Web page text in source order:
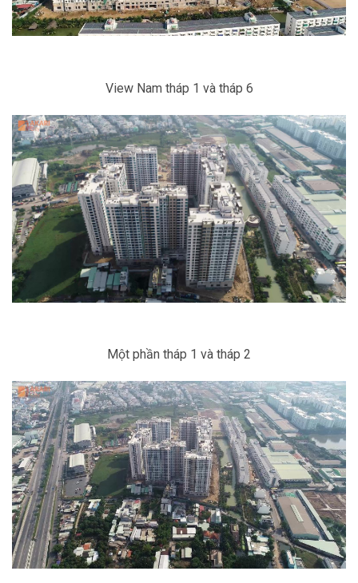
View Nam tháp 1 và tháp 6
Một phần tháp 1 và tháp 2